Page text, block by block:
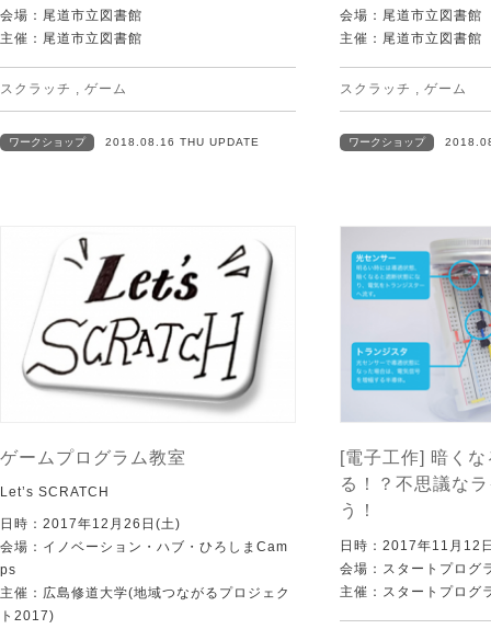
会場：尾道市立図書館
主催：尾道市立図書館
スクラッチ , ゲーム
ワークショップ 2018.08.16 THU UPDATE
会場：尾道市立図書館
主催：尾道市立図書館
スクラッチ , ゲーム
ワークショップ
ゲームプログラム教室
Let’s SCRATCH
日時：2017年12月26日(土)
会場：イノベーション・ハブ・ひろしまCam
ps
主催：広島修道大学(地域つながるプロジェク
ト2017)
[電子工作] 暗く
る！？不思議な
う！
日時：2017年11月12
会場：スタートプログ
主催：スタートプログ